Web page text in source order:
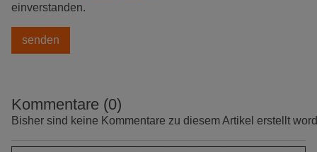
einverstanden.
Kommentare (0)
Bisher sind keine Kommentare zu diesem Artikel erstellt